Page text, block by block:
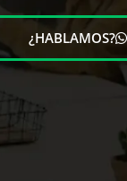
¿HABLAMOS?